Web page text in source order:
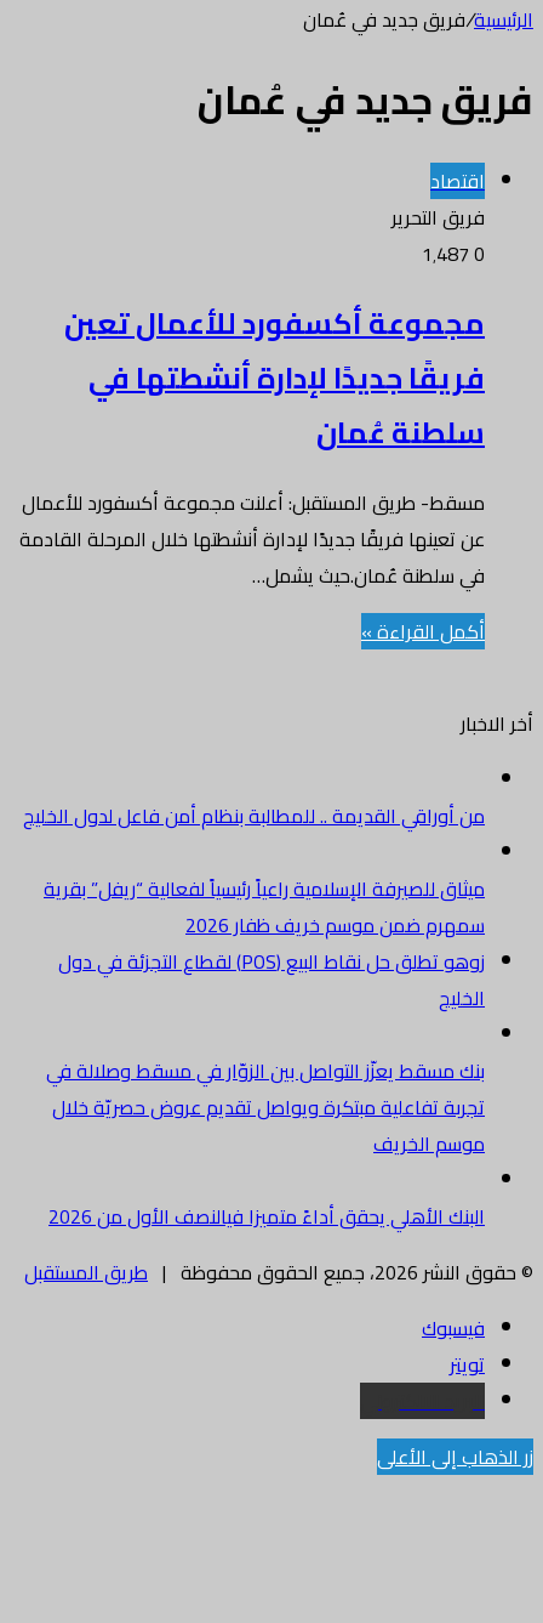
الرئيسية/فريق جديد في عُمان
فريق جديد في عُمان
اقتصاد
فريق التحرير
0
مجموعة أكسفورد للأعمال تعين
فريقًا جديدًا لإدارة أنشطتها في
سلطنة عُمان
مسقط- طريق المستقبل: أعلنت مجموعة أكسفورد للأعمال
عن تعينها فريقًا جديدًا لإدارة أنشطتها خلال المرحلة القادمة
في سلطنة عُمان.حيث يشمل…
أكمل القراءة »
أخر الاخبار
من أوراقي القديمة .. للمطالبة بنظام أمن فاعل لدول الخليج
ميثاق للصيرفة الإسلامية راعياً رئيسياً لفعالية “ريفل” بقرية
سمهرم ضمن موسم خريف ظفار 2026
زوهو تطلق حل نقاط البيع (POS) لقطاع التجزئة في دول
الخليج
بنك مسقط يعزّز التواصل بين الزوّار في مسقط وصلالة في
تجربة تفاعلية مبتكرة ويواصل تقديم عروض حصريّة خلال
موسم الخريف
البنك الأهلي يحقق أداءً متميزا فيالنصف الأول من 2026
© حقوق النشر 2026، جميع الحقوق محفوظة |
طريق المستقبل
فيسبوك
تويتر
البريد الالكتروني
زر الذهاب إلى الأعلى